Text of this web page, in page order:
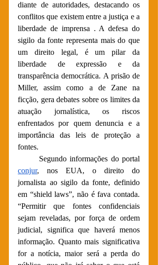
diante de autoridades, destacando os
conflitos que existem entre a justiça e a
liberdade de imprensa . A defesa do
sigilo da fonte representa mais do que
um direito legal, é um pilar da
liberdade de expressão e da
transparência democrática. A prisão de
Miller, assim como a de Zane na
ficção, gera debates sobre os limites da
atuação jornalística, os riscos
enfrentados por quem denuncia e a
importância das leis de proteção a
fontes.
conjur, nos EUA, o direito do
jornalista ao sigilo da fonte, definido
em “shield laws”, não é fava contada.
“Permitir que fontes confidenciais
sejam reveladas, por força de ordem
judicial, significa que haverá menos
informação. Quanto mais significativa
for a notícia, maior será a perda do